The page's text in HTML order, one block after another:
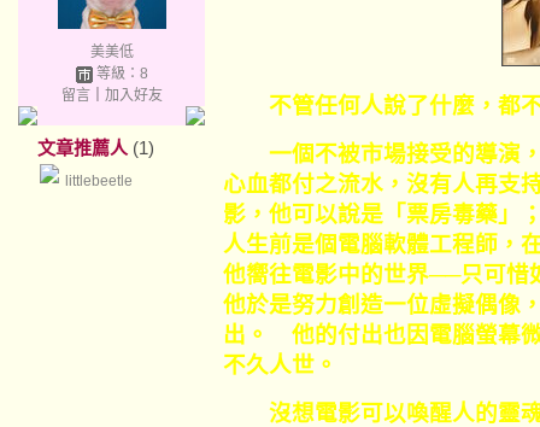
美美低
等級：8
留言｜ 加入好友
文章推薦人 (1)
littlebeetle
不管任何人說了什麼，都不
一個不被市場接受的導演，
心血都付之流水，沒有人再支
影，他可以說是「票房毒藥
人生前是個電腦軟體工程師，
他嚮往電影中的世界──只可惜
他於是努力創造一位虛擬偶像
出。 他的付出也因電腦螢幕
不久人世。
沒想電影可以喚醒人的靈魂